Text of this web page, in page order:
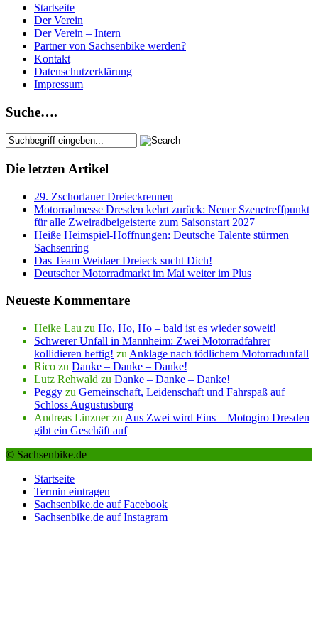
Startseite
Der Verein
Der Verein – Intern
Partner von Sachsenbike werden?
Kontakt
Datenschutzerklärung
Impressum
Suche….
Die letzten Artikel
29. Zschorlauer Dreieckrennen
Motorradmesse Dresden kehrt zurück: Neuer Szenetreffpunkt
für alle Zweiradbeigeisterte zum Saisonstart 2027
Heiße Heimspiel-Hoffnungen: Deutsche Talente stürmen
Sachsenring
Das Team Weidaer Dreieck sucht Dich!
Deutscher Motorradmarkt im Mai weiter im Plus
Neueste Kommentare
Heike Lau zu Ho, Ho, Ho – bald ist es wieder soweit!
Schwerer Unfall in Mannheim: Zwei Motorradfahrer
kollidieren heftig! zu Anklage nach tödlichem Motorradunfall
Rico zu Danke – Danke – Danke!
Lutz Rehwald zu Danke – Danke – Danke!
Peggy zu Gemeinschaft, Leidenschaft und Fahrspaß auf
Schloss Augustusburg
Andreas Linznerzu Aus Zwei wird Eins – Motogiro Dresden
gibt ein Geschäft auf
© Sachsenbike.de
Startseite
Termin eintragen
Sachsenbike.de auf Facebook
Sachsenbike.de auf Instagram